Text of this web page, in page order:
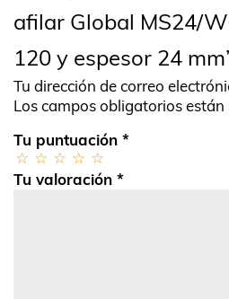
afilar Global MS24/
120 y espesor 24
Tu dirección de correo
Los campos obligatorios están
Tu puntuación *
Tu valoración *